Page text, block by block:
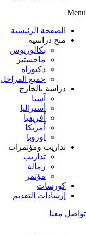
Menu
الصفحة الرئيسية
منح دراسية
بكالوريوس
ماجستير
دكتوراه
جميع المراحل
دراسة بالخارج
آسيا
أستراليا
أفريقيا
أمريكا
اوروبا
تداريب ومؤتمرات
تداريب
زمالة
مؤتمر
كورسات
إرشادات التقديم
تواصل معنا